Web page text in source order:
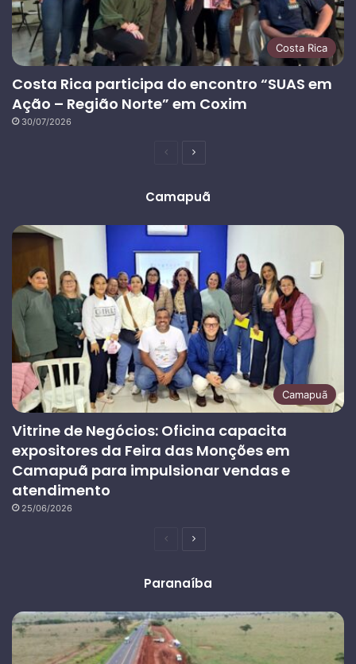
Costa Rica
Costa Rica participa do encontro “SUAS em
Ação – Região Norte” em Coxim
30/07/2026
PáginaPróxima
Camapuã
Camapuã
Vitrine de Negócios: Oficina capacita
expositores da Feira das Monções em
Camapuã para impulsionar vendas e
atendimento
25/06/2026
PáginaPróxima
Paranaíba